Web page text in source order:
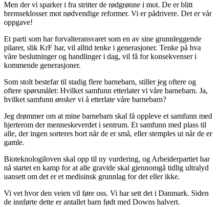
Men der vi sparker i fra stritter de rødgrønne i mot. De er blitt
bremseklosser mot nødvendige reformer. Vi er pådrivere. Det er vår
oppgave!
Et parti som har forvalteransvaret som en av sine grunnleggende
pilarer, slik KrF har, vil alltid tenke i generasjoner. Tenke på hva
våre beslutninger og handlinger i dag, vil få for konsekvenser i
kommende generasjoner.
Som stolt bestefar til stadig flere barnebarn, stiller jeg oftere og
oftere spørsmålet: Hvilket samfunn etterlater vi våre barnebarn. Ja,
hvilket samfunn ønskervi å etterlate våre barnebarn?
Jeg drømmer om at mine barnebarn skal få oppleve et samfunn med
hjerterom der menneskeverdet i sentrum. Et samfunn med plass til
alle, der ingen sorteres bort når de er små, eller stemples ut når de er
gamle.
Bioteknologiloven skal opp til ny vurdering, og Arbeiderpartiet har
nå startet en kamp for at alle gravide skal gjennomgå tidlig ultralyd
uansett om det er et medisinsk grunnlag for det eller ikke.
Vi vet hvor den veien vil føre oss. Vi har sett det i Danmark. Siden
de innførte dette er antallet barn født med Downs halvert.